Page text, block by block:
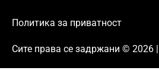
Политика за приватност
Сите права се задржани © 2026